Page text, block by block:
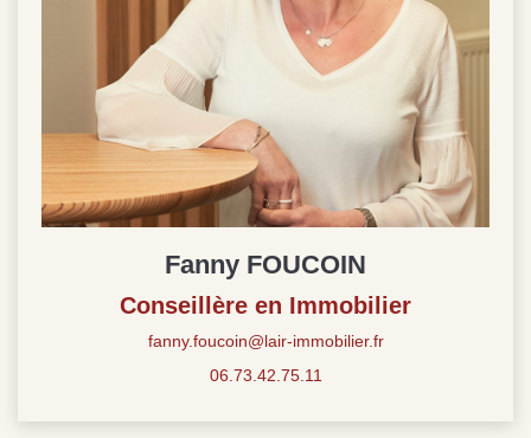
Fanny FOUCOIN
Conseillère en Immobilier
fanny.foucoin@lair-immobilier.fr
06.73.42.75.11